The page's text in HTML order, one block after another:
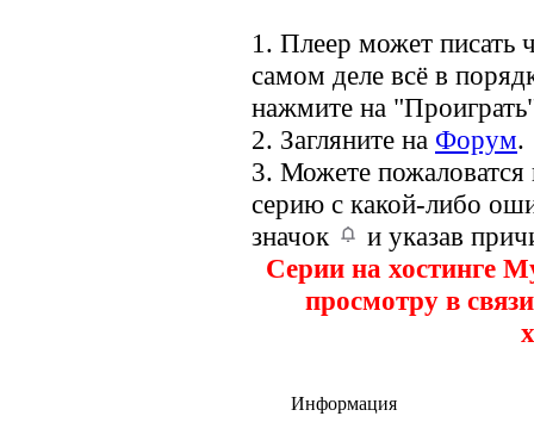
1. Плеер может писать
самом деле всё в
нажмите на
2. Загляните на Форум.
3. Можете
серию с какой-либо
значок
и указав
Серии на хостинге
просмотру в
Информация